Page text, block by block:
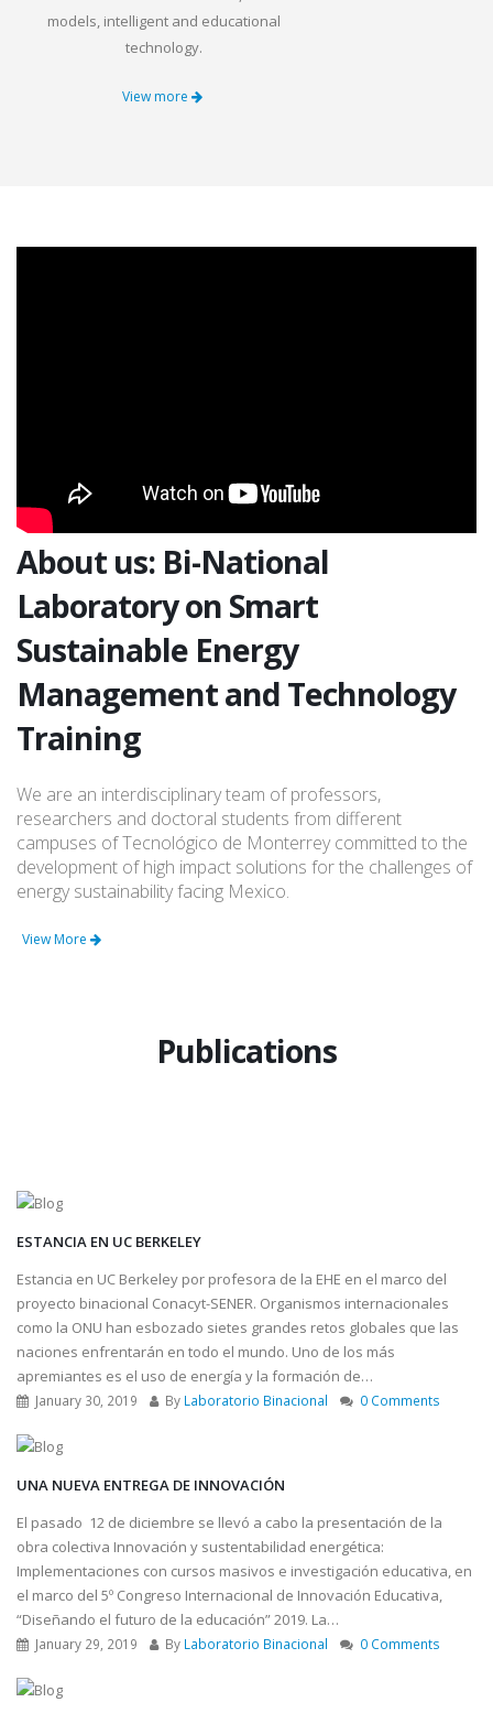
models, intelligent and educational
technology.
View more
About us: Bi-National
Laboratory on Smart
Sustainable Energy
Management and Technology
Training
We are an interdisciplinary team of professors,
researchers and doctoral students from different
campuses of Tecnológico de Monterrey committed to the
development of high impact solutions for the challenges of
energy sustainability facing Mexico.
View More
Publications
ESTANCIA EN UC BERKELEY
Estancia en UC Berkeley por profesora de la EHE en el marco del
proyecto binacional Conacyt-SENER. Organismos internacionales
como la ONU han esbozado sietes grandes retos globales que las
naciones enfrentarán en todo el mundo. Uno de los más
apremiantes es el uso de energía y la formación de…
January 30, 2019 By Laboratorio Binacional 0 Comments
UNA NUEVA ENTREGA DE INNOVACIÓN
El pasado 12 de diciembre se llevó a cabo la presentación de la
obra colectiva Innovación y sustentabilidad energética:
Implementaciones con cursos masivos e investigación educativa, en
el marco del 5º Congreso Internacional de Innovación Educativa,
“Diseñando el futuro de la educación” 2019. La…
January 29, 2019 By Laboratorio Binacional 0 Comments